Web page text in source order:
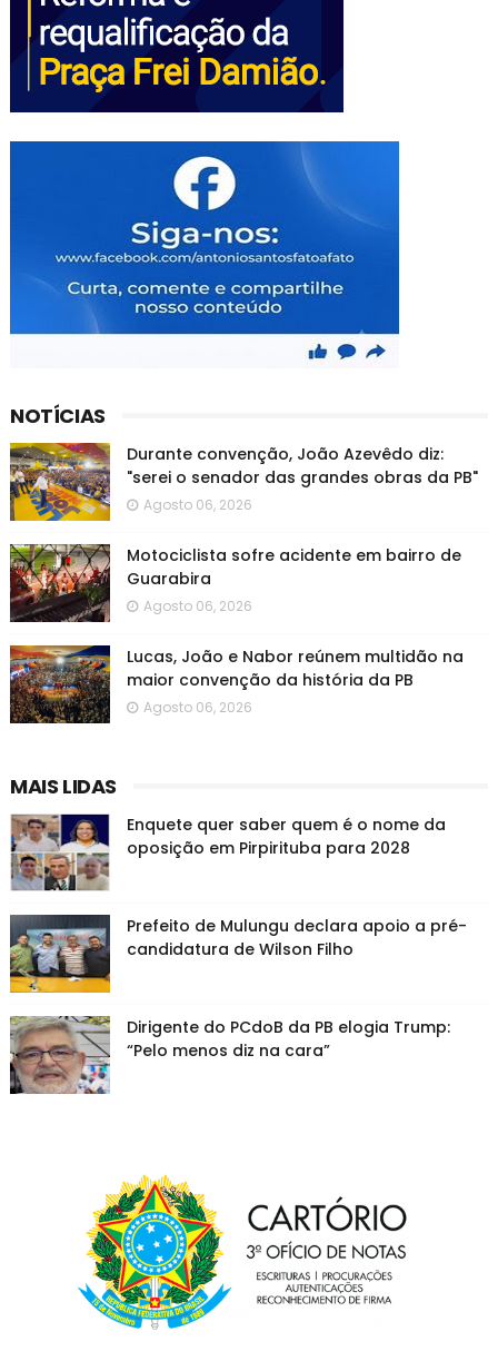
NOTÍCIAS
Durante convenção, João Azevêdo diz:
"serei o senador das grandes obras da PB"
Agosto 06, 2026
Motociclista sofre acidente em bairro de
Guarabira
Agosto 06, 2026
Lucas, João e Nabor reúnem multidão na
maior convenção da história da PB
Agosto 06, 2026
MAIS LIDAS
Enquete quer saber quem é o nome da
oposição em Pirpirituba para 2028
Prefeito de Mulungu declara apoio a pré-
candidatura de Wilson Filho
Dirigente do PCdoB da PB elogia Trump:
“Pelo menos diz na cara”